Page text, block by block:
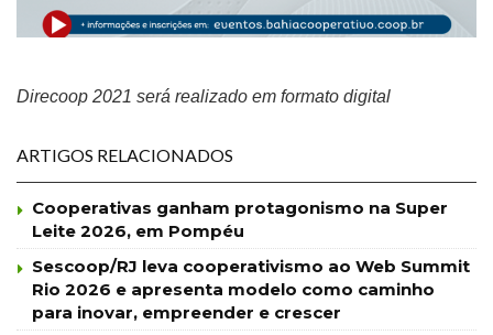
Direcoop 2021 será realizado em formato digital
ARTIGOS RELACIONADOS
Cooperativas ganham protagonismo na Super
Leite 2026, em Pompéu
Sescoop/RJ leva cooperativismo ao Web Summit
Rio 2026 e apresenta modelo como caminho
para inovar, empreender e crescer